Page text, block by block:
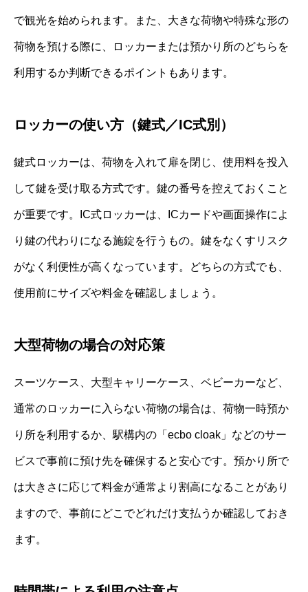
で観光を始められます。また、大きな荷物や特殊な形の
荷物を預ける際に、ロッカーまたは預かり所のどちらを
利用するか判断できるポイントもあります。
ロッカーの使い方（鍵式／IC式別）
鍵式ロッカーは、荷物を入れて扉を閉じ、使用料を投入
して鍵を受け取る方式です。鍵の番号を控えておくこと
が重要です。IC式ロッカーは、ICカードや画面操作によ
り鍵の代わりになる施錠を行うもの。鍵をなくすリスク
がなく利便性が高くなっています。どちらの方式でも、
使用前にサイズや料金を確認しましょう。
大型荷物の場合の対応策
スーツケース、大型キャリーケース、ベビーカーなど、
通常のロッカーに入らない荷物の場合は、荷物一時預か
り所を利用するか、駅構内の「ecbo cloak」などのサー
ビスで事前に預け先を確保すると安心です。預かり所で
は大きさに応じて料金が通常より割高になることがあり
ますので、事前にどこでどれだけ支払うか確認しておき
ます。